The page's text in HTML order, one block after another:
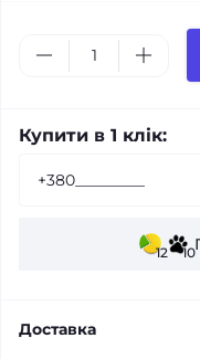
Купити в 1 клік:
12 10
Доставка